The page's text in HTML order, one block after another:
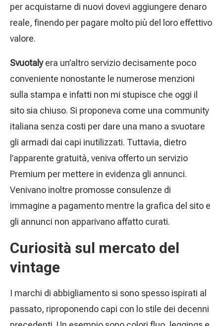
per acquistarne di nuovi dovevi aggiungere denaro
reale, finendo per pagare molto più del loro effettivo
valore.
Svuotalyera un’altro servizio decisamente poco
conveniente nonostante le numerose menzioni
sulla stampa e infatti non mi stupisce che oggi il
sito sia chiuso. Si proponeva come una community
italiana senza costi per dare una mano a svuotare
gli armadi dai capi inutilizzati. Tuttavia, dietro
l’apparente gratuità, veniva offerto un servizio
Premium per mettere in evidenza gli annunci.
Venivano inoltre promosse consulenze di
immagine a pagamento mentre la grafica del sito e
gli annunci non apparivano affatto curati.
Curiosità sul mercato del
vintage
I marchi di abbigliamento si sono spesso ispirati al
passato, riproponendo capi con lo stile dei decenni